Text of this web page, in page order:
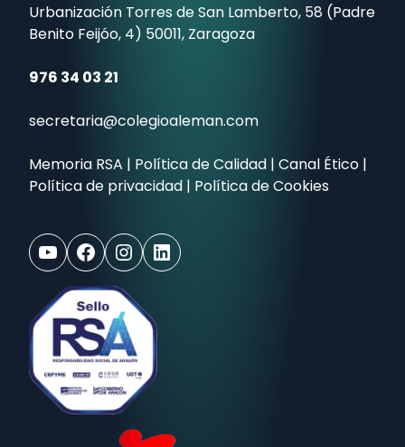
Urbanización Torres de San Lamberto, 58 (Padre
Benito Feijóo, 4) 50011, Zaragoza
976 34 03 21
secretaria@colegioaleman.com
Memoria RSA | Política de Calidad | Canal Ético |
Política de privacidad | Política de Cookies
YouTube
Facebook
Instagram
LinkedIn